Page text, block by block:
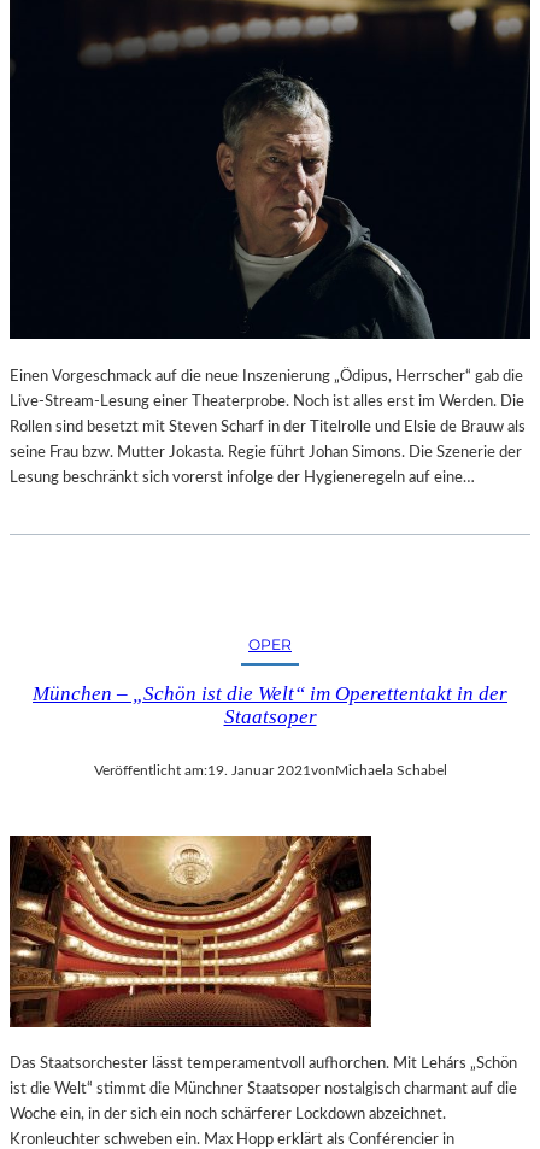
Einen Vorgeschmack auf die neue Inszenierung „Ödipus, Herrscher“ gab die
Live-Stream-Lesung einer Theaterprobe. Noch ist alles erst im Werden. Die
Rollen sind besetzt mit Steven Scharf in der Titelrolle und Elsie de Brauw als
seine Frau bzw. Mutter Jokasta. Regie führt Johan Simons. Die Szenerie der
Lesung beschränkt sich vorerst infolge der Hygieneregeln auf eine…
OPER
München – „Schön ist die Welt“ im Operettentakt in der
Staatsoper
Veröffentlicht am:19. Januar 2021vonMichaela Schabel
Das Staatsorchester lässt temperamentvoll aufhorchen. Mit Lehárs „Schön
ist die Welt“ stimmt die Münchner Staatsoper nostalgisch charmant auf die
Woche ein, in der sich ein noch schärferer Lockdown abzeichnet.
Kronleuchter schweben ein. Max Hopp erklärt als Conférencier in